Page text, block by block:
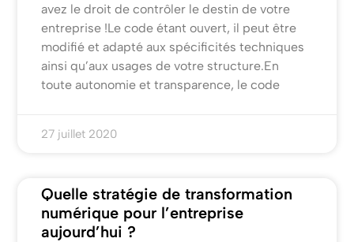
avez le droit de contrôler le destin de votre
entreprise !Le code étant ouvert, il peut être
modifié et adapté aux spécificités techniques
ainsi qu’aux usages de votre structure.En
toute autonomie et transparence, le code
27 juillet 2020
Quelle stratégie de transformation
numérique pour l’entreprise
aujourd’hui ?